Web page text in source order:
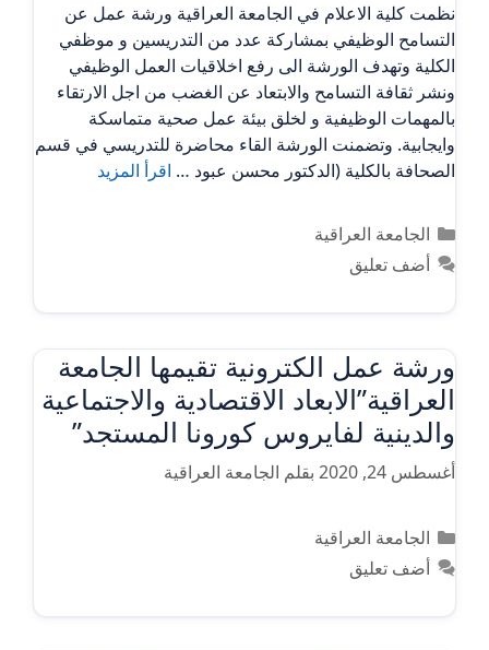
نظمت كلية الاعلام في الجامعة العراقية ورشة عمل عن
التسامح الوظيفي بمشاركة عدد من التدريسين و موظفي
الكلية وتهدف الورشة الى رفع اخلاقيات العمل الوظيفي
ونشر ثقافة التسامح والابتعاد عن الغضب من اجل الارتقاء
بالمهمات الوظيفية و لخلق بيئة عمل صحية متماسكة
وايجابية. وتضمنت الورشة القاء محاضرة للتدريسي في قسم
الصحافة بالكلية (الدكتور محسن عبود … اقرأ المزيد
التصنيفات
الجامعة العراقية
أضف تعليق
ورشة عمل الكترونية تقيمها الجامعة
العراقية”الابعاد الاقتصادية والاجتماعية
والدينية لفايروس كورونا المستجد”
أغسطس 24, 2020 بقلم الجامعة العراقية
التصنيفات
الجامعة العراقية
أضف تعليق